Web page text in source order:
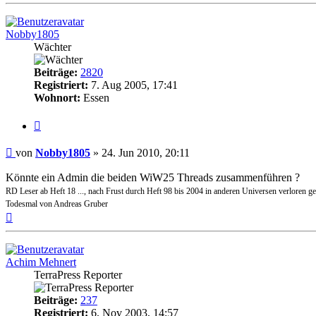
Nobby1805
Wächter
Beiträge: 2820
Registriert: 7. Aug 2005, 17:41
Wohnort: Essen
Beitrag
von Nobby1805 » 24. Jun 2010, 20:11
Könnte ein Admin die beiden WiW25 Threads zusammenführen ?
RD Leser ab Heft 18 ..., nach Frust durch Heft 98 bis 2004 in anderen Universen verloren
Todesmal von Andreas Gruber
Achim Mehnert
TerraPress Reporter
Beiträge: 237
Registriert: 6. Nov 2003, 14:57